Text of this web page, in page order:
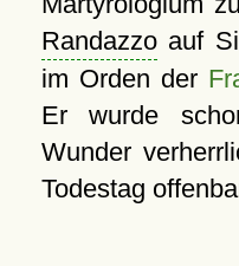
Randazzoauf
im Orden der
Er wurde
Wunder
Todestag